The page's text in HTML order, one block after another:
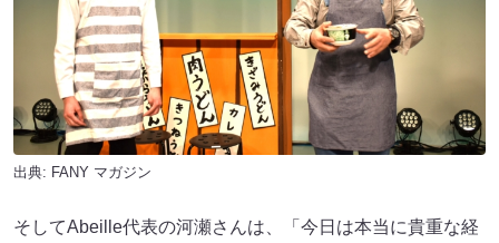
出典: FANY マガジン
そしてAbeille代表の河瀬さんは、「今日は本当に貴重な経